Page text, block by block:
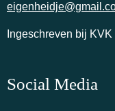
Ingeschreven bij
Social Media